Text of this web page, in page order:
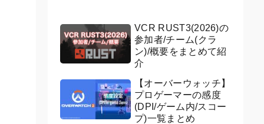
VCR RUST3(2026)の
参加者/チーム(クラ
ン)/概要をまとめて紹
介
【オーバーウォッチ】
プロゲーマーの感度
(DPI/ゲーム内/スコー
プ)一覧まとめ